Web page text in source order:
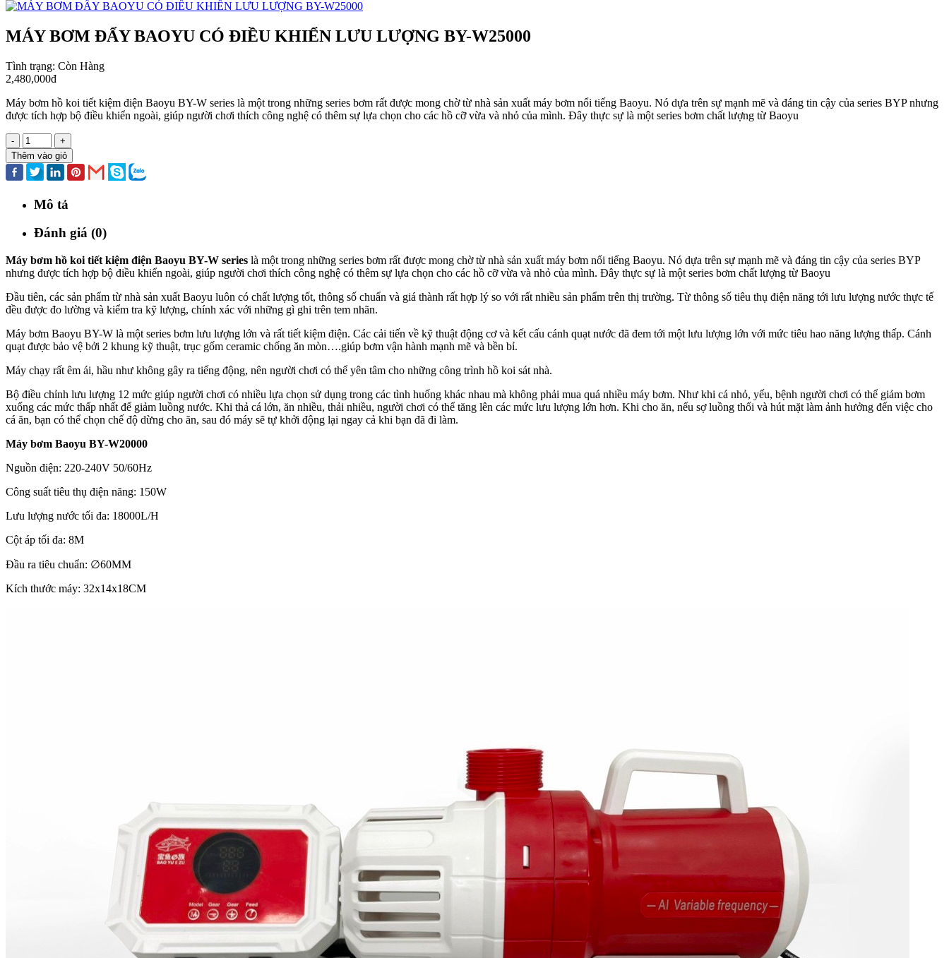
MÁY BƠM ĐẨY BAOYU CÓ ĐIỀU KHIỂN LƯU LƯỢNG BY-W25000
Tình trạng: Còn Hàng
2,480,000đ
Máy bơm hồ koi tiết kiệm điện Baoyu BY-W series là một trong những series bơm rất được mong chờ từ nhà sản xuất máy bơm nổi tiếng Baoyu. Nó dựa trên sự mạnh mẽ và đáng tin cậy của series BYP nhưng
được tích hợp bộ điều khiển ngoài, giúp người chơi thích công nghệ có thêm sự lựa chọn cho các hồ cỡ vừa và nhỏ của mình. Đây thực sự là một series bơm chất lượng từ Baoyu
-
+
Thêm vào giỏ
Mô tả
Đánh giá (0)
Máy bơm hồ koi tiết kiệm điện Baoyu BY-W series là một trong những series bơm rất được mong chờ từ nhà sản xuất máy bơm nổi tiếng Baoyu. Nó dựa trên sự mạnh mẽ và đáng tin cậy của series BYP
nhưng được tích hợp bộ điều khiển ngoài, giúp người chơi thích công nghệ có thêm sự lựa chọn cho các hồ cỡ vừa và nhỏ của mình. Đây thực sự là một series bơm chất lượng từ Baoyu
Đầu tiên, các sản phẩm từ nhà sản xuất Baoyu luôn có chất lượng tốt, thông số chuẩn và giá thành rất hợp lý so với rất nhiều sản phẩm trên thị trường. Từ thông số tiêu thụ điện năng tới lưu lượng nước thực tế
đều được đo lường và kiểm tra kỹ lượng, chính xác với những gì ghi trên tem nhãn.
Máy bơm Baoyu BY-W là một series bơm lưu lượng lớn và rất tiết kiệm điện. Các cải tiến về kỹ thuật động cơ và kết cấu cánh quạt nước đã đem tới một lưu lượng lớn với mức tiêu hao năng lượng thấp. Cánh
quạt được bảo vệ bởi 2 khung kỹ thuật, trục gốm ceramic chống ăn mòn….giúp bơm vận hành mạnh mẽ và bền bỉ.
Máy chạy rất êm ái, hầu như không gây ra tiếng động, nên người chơi có thể yên tâm cho những công trình hồ koi sát nhà.
Bộ điều chỉnh lưu lượng 12 mức giúp người chơi có nhiều lựa chọn sử dụng trong các tình huống khác nhau mà không phải mua quá nhiều máy bơm. Như khi cá nhỏ, yếu, bệnh người chơi có thể giảm bơm
xuống các mức thấp nhất để giảm luồng nước. Khi thả cá lớn, ăn nhiều, thải nhiều, người chơi có thể tăng lên các mức lưu lượng lớn hơn. Khi cho ăn, nếu sợ luồng thổi và hút mặt làm ảnh hưởng đến việc cho
cá ăn, bạn có thể chọn chế độ dừng cho ăn, sau đó máy sẽ tự khởi động lại ngay cả khi bạn đã đi làm.
Máy bơm Baoyu BY-W20000
Nguồn điện: 220-240V 50/60Hz
Công suất tiêu thụ điện năng: 150W
Lưu lượng nước tối đa: 18000L/H
Cột áp tối đa: 8M
Đầu ra tiêu chuẩn: ∅60MM
Kích thước máy: 32x14x18CM